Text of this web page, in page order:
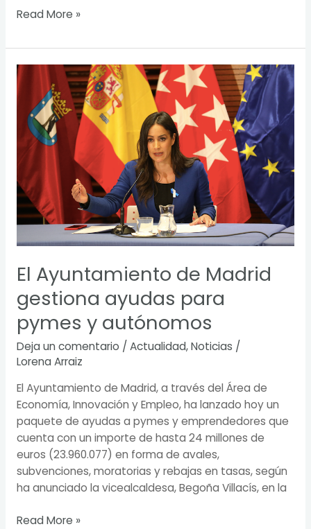
Read More »
El Ayuntamiento de Madrid
gestiona ayudas para
pymes y autónomos
Deja un comentario / Actualidad,Noticias /
Lorena Arraiz
El Ayuntamiento de Madrid, a través del Área de
Economía, Innovación y Empleo, ha lanzado hoy un
paquete de ayudas a pymes y emprendedores que
cuenta con un importe de hasta 24 millones de
euros (23.960.077) en forma de avales,
subvenciones, moratorias y rebajas en tasas, según
ha anunciado la vicealcaldesa, Begoña Villacís, en la
El
Ayuntamiento
de
Madrid
gestiona
ayudas
para
pymes
y
autónomos
Read More »